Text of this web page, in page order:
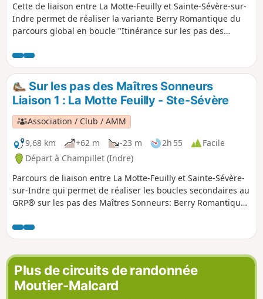
Cette de liaison entre La Motte-Feuilly et Sainte-Sévère-sur-
Indre permet de réaliser la variante Berry Romantique du
parcours global en boucle "Itinérance sur les pas des
Sur les pas des Maîtres Sonneurs
Liaison 1 : La Motte Feuilly - Ste-Sévère
Association / Club / AMM
9,68 km
+62 m -23 m 2h 55
Facile
Départ à Champillet (Indre)
Parcours de liaison entre La Motte-Feuilly et Sainte-Sévère-
sur-Indre qui permet de réaliser les boucles secondaires au
GRP® sur les pas des Maîtres Sonneurs: Berry Romantique
Plus de circuits de randonnée
Moutier-Malcard